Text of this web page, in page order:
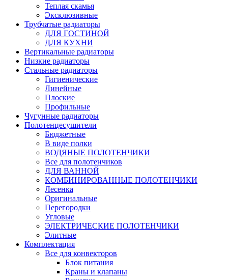
Теплая скамья
Эксклюзивные
Трубчатые радиаторы
ДЛЯ ГОСТИНОЙ
ДЛЯ КУХНИ
Вертикальные радиаторы
Низкие радиаторы
Стальные радиаторы
Гигиенические
Линейные
Плоские
Профильные
Чугунные радиаторы
Полотенцесушители
Бюджетные
В виде полки
ВОДЯНЫЕ ПОЛОТЕНЧИКИ
Все для полотенчиков
ДЛЯ ВАННОЙ
КОМБИНИРОВАННЫЕ ПОЛОТЕНЧИКИ
Лесенка
Оригинальные
Перегородки
Угловые
ЭЛЕКТРИЧЕСКИЕ ПОЛОТЕНЧИКИ
Элитные
Комплектация
Все для конвекторов
Блок питания
Краны и клапаны